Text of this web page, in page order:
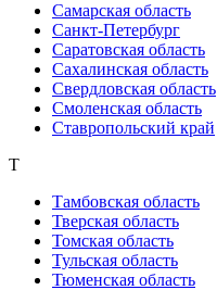
Самарская область
Санкт-Петербург
Саратовская область
Сахалинская область
Свердловская область
Смоленская область
Ставропольский край
Т
Тамбовская область
Тверская область
Томская область
Тульская область
Тюменская область